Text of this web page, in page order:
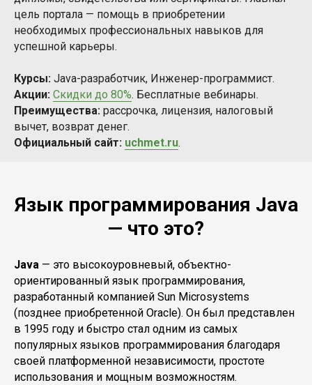
цель портала — помощь в приобретении
необходимых профессиональных навыков для
успешной карьеры.
Курсы: Java-разработчик, Инженер-программист.
Акции: Скидки до 80%. Бесплатные вебинары.
Преимущества: рассрочка, лицензия, налоговый
вычет, возврат денег.
Официальный сайт: uchmet.ru.
Язык программирования Java
— что это?
Java — это высокоуровневый, объектно-
ориентированный язык программирования,
разработанный компанией Sun Microsystems
(позднее приобретенной Oracle). Он был представлен
в 1995 году и быстро стал одним из самых
популярных языков программирования благодаря
своей платформенной независимости, простоте
использования и мощным возможностям.